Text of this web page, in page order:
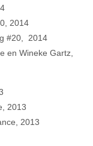
2014
#20, 2014
en Wineke Gartz,
2013
2013